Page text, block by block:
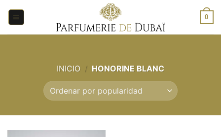
0
INICIO / HONORINE BLANC